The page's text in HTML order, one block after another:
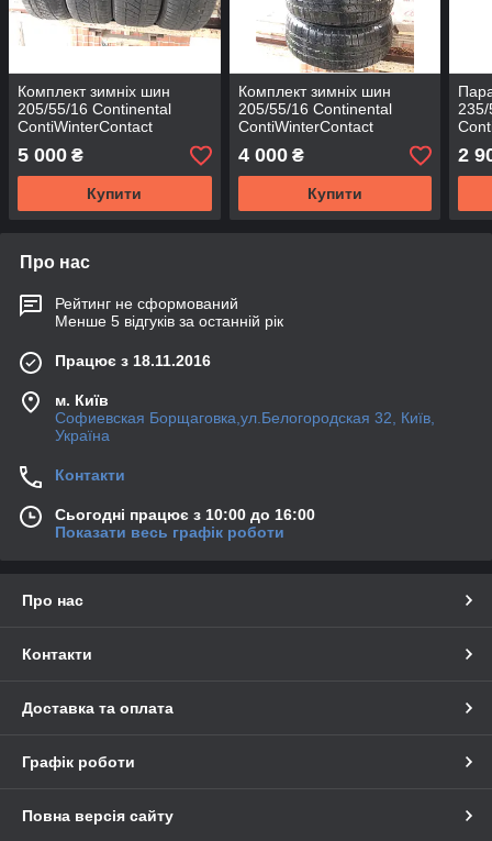
Комплект зимніх шин
205/55/16 Continental
ContiWinterContact
TS830p SSR,з Германії
без пробігу по Україні
5 000 ₴
Купити
Комплект зимніх шин
205/55/16 Continental
ContiWinterContact
TS810S SSR,з Германії
без пробігу по Україні
4 000₴
Купити
235/
2
Про нас
Рейтинг не сформований
Менше 5 відгуків за останній рік
Працює з 18.11.2016
м. Київ
Софиевская Борщаговка,ул.Белогородская 32, Київ,
Україна
Контакти
Сьогодні працює з 10:00 до 16:00
Показати весь графік роботи
Про нас
Контакти
Доставка та оплата
Графік роботи
Повна версія сайту